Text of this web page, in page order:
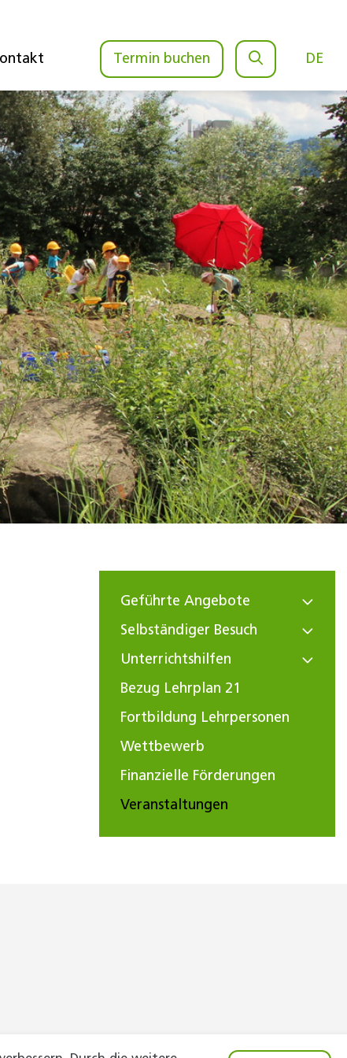
Termin buchen DE
Geführte Angebote
Selbständiger Besuch
Unterrichtshilfen
Bezug Lehrplan 21
Fortbildung Lehrpersonen
Wettbewerb
Finanzielle Förderungen
Veranstaltungen